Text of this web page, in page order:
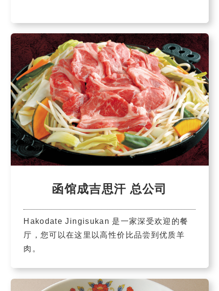
函馆成吉思汗 总公司
Hakodate Jingisukan 是一家深受欢迎的餐
厅，您可以在这里以高性价比品尝到优质羊
肉。